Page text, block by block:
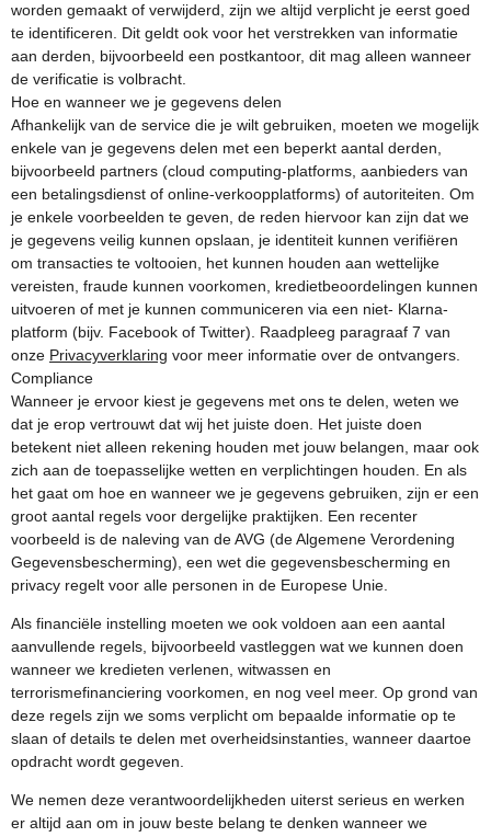
worden gemaakt of verwijderd, zijn we altijd verplicht je eerst goed
te identificeren. Dit geldt ook voor het verstrekken van informatie
aan derden, bijvoorbeeld een postkantoor, dit mag alleen wanneer
de verificatie is volbracht.
Hoe en wanneer we je gegevens delen
Afhankelijk van de service die je wilt gebruiken, moeten we mogelijk
enkele van je gegevens delen met een beperkt aantal derden,
bijvoorbeeld partners (cloud computing-platforms, aanbieders van
een betalingsdienst of online-verkoopplatforms) of autoriteiten. Om
je enkele voorbeelden te geven, de reden hiervoor kan zijn dat we
je gegevens veilig kunnen opslaan, je identiteit kunnen verifiëren
om transacties te voltooien, het kunnen houden aan wettelijke
vereisten, fraude kunnen voorkomen, kredietbeoordelingen kunnen
uitvoeren of met je kunnen communiceren via een niet- Klarna-
platform (bijv. Facebook of Twitter). Raadpleeg paragraaf 7 van
onze Privacyverklaring voor meer informatie over de ontvangers.
Compliance
Wanneer je ervoor kiest je gegevens met ons te delen, weten we
dat je erop vertrouwt dat wij het juiste doen. Het juiste doen
betekent niet alleen rekening houden met jouw belangen, maar ook
zich aan de toepasselijke wetten en verplichtingen houden. En als
het gaat om hoe en wanneer we je gegevens gebruiken, zijn er een
groot aantal regels voor dergelijke praktijken. Een recenter
voorbeeld is de naleving van de AVG (de Algemene Verordening
Gegevensbescherming), een wet die gegevensbescherming en
privacy regelt voor alle personen in de Europese Unie.
Als financiële instelling moeten we ook voldoen aan een aantal
aanvullende regels, bijvoorbeeld vastleggen wat we kunnen doen
wanneer we kredieten verlenen, witwassen en
terrorismefinanciering voorkomen, en nog veel meer. Op grond van
deze regels zijn we soms verplicht om bepaalde informatie op te
slaan of details te delen met overheidsinstanties, wanneer daartoe
opdracht wordt gegeven.
We nemen deze verantwoordelijkheden uiterst serieus en werken
er altijd aan om in jouw beste belang te denken wanneer we